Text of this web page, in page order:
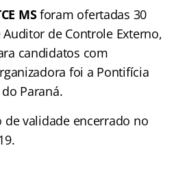
MSforam ofertadas 30
de Controle Externo,
candidatos com
foi a Pontifícia
Paraná.
de validade encerrado no